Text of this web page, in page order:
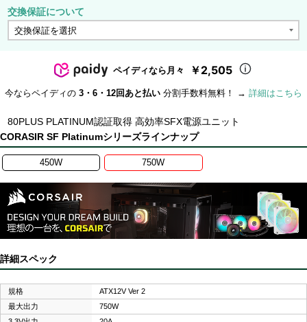
交換保証について
ペイディなら月々 ￥2,505
今ならペイディの 3・6・12回あと払い 分割手数料無料！ → 詳細はこちら
80PLUS PLATINUM認証取得 高効率SFX電源ユニット
CORASIR SF Platinumシリーズラインナップ
450W 750W
詳細スペック
規格
ATX12V Ver 2
最大出力
750W